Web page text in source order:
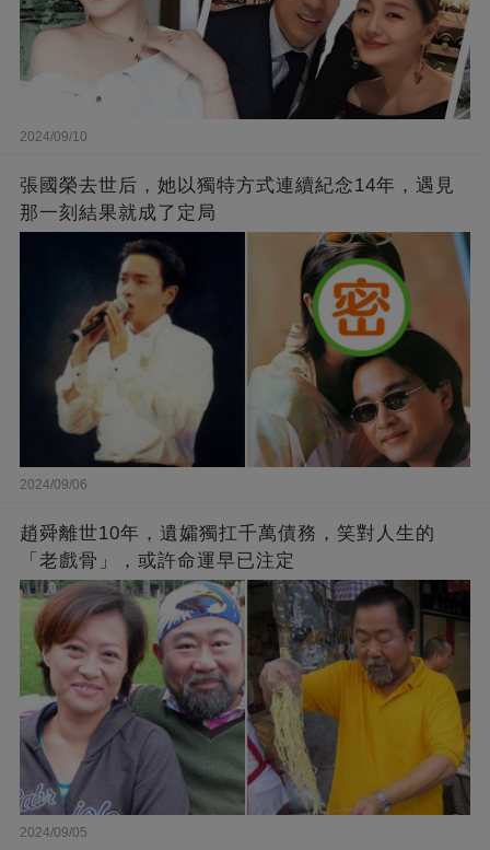
2024/09/10
張國榮去世后，她以獨特方式連續紀念14年，遇見
那一刻結果就成了定局
2024/09/06
趙舜離世10年，遺孀獨扛千萬債務，笑對人生的
「老戲骨」，或許命運早已注定
2024/09/05